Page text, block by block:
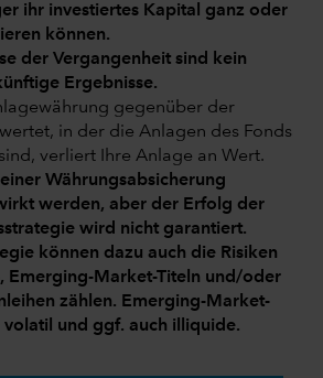
ihr investiertes Kapital ganz oder
können.
der Vergangenheit sind kein
Ergebnisse.
gegenüber der
in der die Anlagen des Fonds
verliert Ihre Anlage an Wert.
Währungsabsicherung
werden, aber der Erfolg der
wird nicht garantiert.
können dazu auch die Risiken
Emerging-Market-Titeln und/oder
zählen. Emerging-Market-
volatil und ggf. auch illiquide.